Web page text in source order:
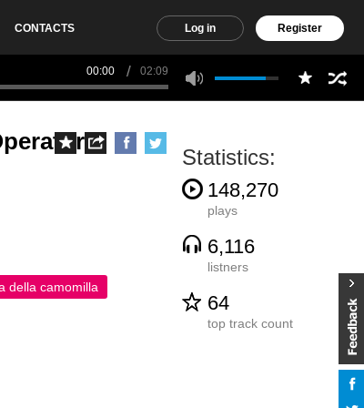
CONTACTS Log in Register
00:00 02:09
della camomilla
Statistics:
148,270
plays
6,116
listners
64
top track count